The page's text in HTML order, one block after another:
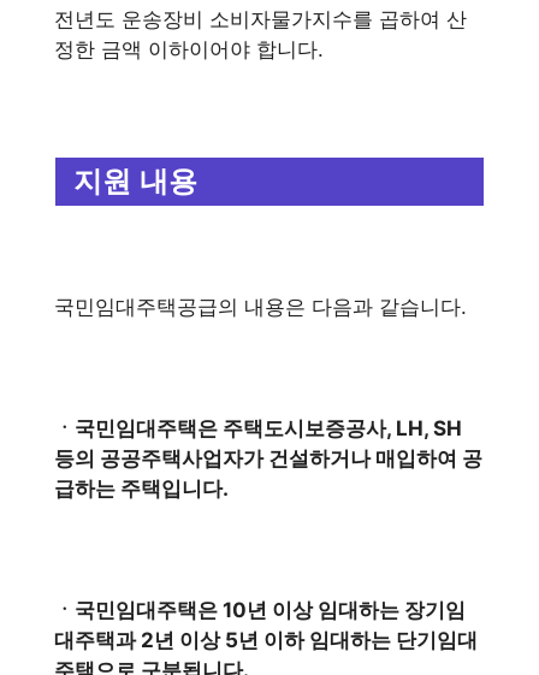
전년도 운송장비 소비자물가지수를 곱하여 산
정한 금액 이하이어야 합니다.
지원 내용
국민임대주택공급의 내용은 다음과 같습니다.
ㆍ국민임대주택은 주택도시보증공사, LH, SH
등의 공공주택사업자가 건설하거나 매입하여 공
급하는 주택입니다.
ㆍ국민임대주택은 10년 이상 임대하는 장기임
대주택과 2년 이상 5년 이하 임대하는 단기임대
주택으로 구분됩니다.